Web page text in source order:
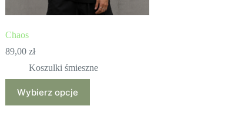
Chaos
89,00 zł
Koszulki śmieszne
Wybierz opcje
produkt
ma